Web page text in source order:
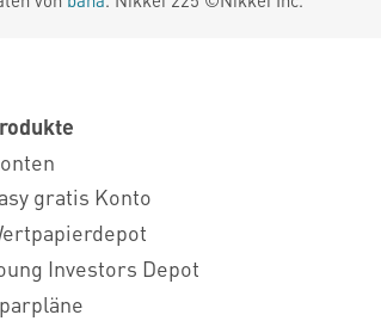
gratis Konto
Investors Depot